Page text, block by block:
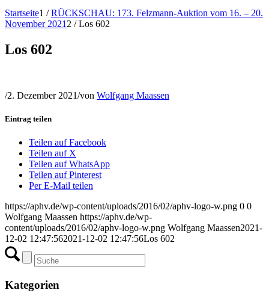
Startseite1 / RÜCKSCHAU: 173. Felzmann-Auktion vom 16. – 20.
November 2021 2 / Los 602
Los 602
/2. Dezember 2021/von Wolfgang Maassen
Eintrag teilen
Teilen auf Facebook
Teilen auf X
Teilen auf WhatsApp
Teilen auf Pinterest
Per E-Mail teilen
https://aphv.de/wp-content/uploads/2016/02/aphv-logo-w.png 0 0
Wolfgang Maassen https://aphv.de/wp-
content/uploads/2016/02/aphv-logo-w.png Wolfgang Maassen2021-
12-02 12:47:562021-12-02 12:47:56Los 602
Kategorien